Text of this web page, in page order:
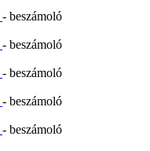
- beszámoló
- beszámoló
- beszámoló
- beszámoló
- beszámoló